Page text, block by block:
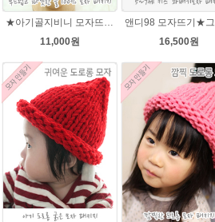
★아기골지비니 모자뜨기★그레이스메리노울 털실모자뜨개질
11,000원
16,500원